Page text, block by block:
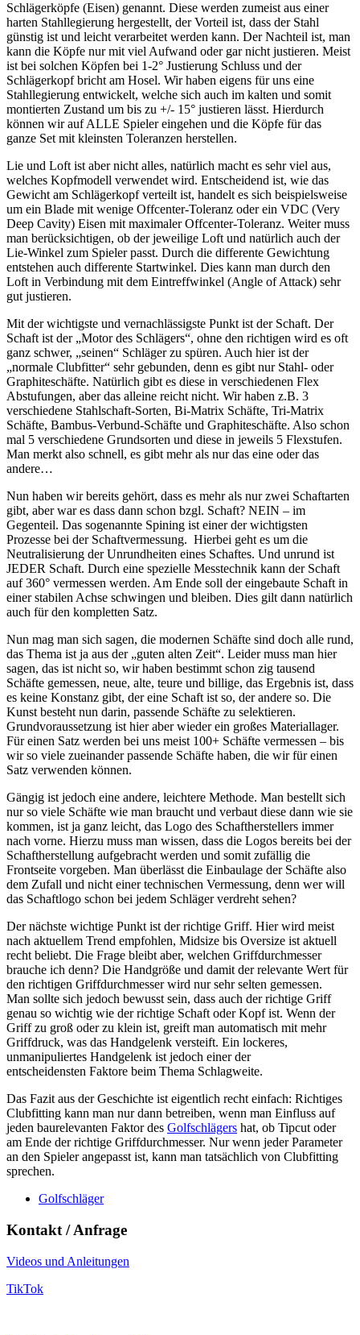
Schlägerköpfe (Eisen) genannt. Diese werden zumeist aus einer
harten Stahllegierung hergestellt, der Vorteil ist, dass der Stahl
günstig ist und leicht verarbeitet werden kann. Der Nachteil ist, man
kann die Köpfe nur mit viel Aufwand oder gar nicht justieren. Meist
ist bei solchen Köpfen bei 1-2° Justierung Schluss und der
Schlägerkopf bricht am Hosel. Wir haben eigens für uns eine
Stahllegierung entwickelt, welche sich auch im kalten und somit
montierten Zustand um bis zu +/- 15° justieren lässt. Hierdurch
können wir auf ALLE Spieler eingehen und die Köpfe für das
ganze Set mit kleinsten Toleranzen herstellen.
Lie und Loft ist aber nicht alles, natürlich macht es sehr viel aus,
welches Kopfmodell verwendet wird. Entscheidend ist, wie das
Gewicht am Schlägerkopf verteilt ist, handelt es sich beispielsweise
um ein Blade mit wenige Offcenter-Toleranz oder ein VDC (Very
Deep Cavity) Eisen mit maximaler Offcenter-Toleranz. Weiter muss
man berücksichtigen, ob der jeweilige Loft und natürlich auch der
Lie-Winkel zum Spieler passt. Durch die differente Gewichtung
entstehen auch differente Startwinkel. Dies kann man durch den
Loft in Verbindung mit dem Eintreffwinkel (Angle of Attack) sehr
gut justieren.
Mit der wichtigste und vernachlässigste Punkt ist der Schaft. Der
Schaft ist der „Motor des Schlägers“, ohne den richtigen wird es oft
ganz schwer, „seinen“ Schläger zu spüren. Auch hier ist der
„normale Clubfitter“ sehr gebunden, denn es gibt nur Stahl- oder
Graphiteschäfte. Natürlich gibt es diese in verschiedenen Flex
Abstufungen, aber das alleine reicht nicht. Wir haben z.B. 3
verschiedene Stahlschaft-Sorten, Bi-Matrix Schäfte, Tri-Matrix
Schäfte, Bambus-Verbund-Schäfte und Graphiteschäfte. Also schon
mal 5 verschiedene Grundsorten und diese in jeweils 5 Flexstufen.
Man merkt also schnell, es gibt mehr als nur das eine oder das
andere…
Nun haben wir bereits gehört, dass es mehr als nur zwei Schaftarten
gibt, aber war es dass dann schon bzgl. Schaft? NEIN – im
Gegenteil. Das sogenannte Spining ist einer der wichtigsten
Prozesse bei der Schaftvermessung. Hierbei geht es um die
Neutralisierung der Unrundheiten eines Schaftes. Und unrund ist
JEDER Schaft. Durch eine spezielle Messtechnik kann der Schaft
auf 360° vermessen werden. Am Ende soll der eingebaute Schaft in
einer stabilen Achse schwingen und bleiben. Dies gilt dann natürlich
auch für den kompletten Satz.
Nun mag man sich sagen, die modernen Schäfte sind doch alle rund,
das Thema ist ja aus der „guten alten Zeit“. Leider muss man hier
sagen, das ist nicht so, wir haben bestimmt schon zig tausend
Schäfte gemessen, neue, alte, teure und billige, das Ergebnis ist, dass
es keine Konstanz gibt, der eine Schaft ist so, der andere so. Die
Kunst besteht nun darin, passende Schäfte zu selektieren.
Grundvoraussetzung ist hier aber wieder ein großes Materiallager.
Für einen Satz werden bei uns meist 100+ Schäfte vermessen – bis
wir so viele zueinander passende Schäfte haben, die wir für einen
Satz verwenden können.
Gängig ist jedoch eine andere, leichtere Methode. Man bestellt sich
nur so viele Schäfte wie man braucht und verbaut diese dann wie sie
kommen, ist ja ganz leicht, das Logo des Schaftherstellers immer
nach vorne. Hierzu muss man wissen, dass die Logos bereits bei der
Schaftherstellung aufgebracht werden und somit zufällig die
Frontseite vorgeben. Man überlässt die Einbaulage der Schäfte also
dem Zufall und nicht einer technischen Vermessung, denn wer will
das Schaftlogo schon bei jedem Schläger verdreht sehen?
Der nächste wichtige Punkt ist der richtige Griff. Hier wird meist
nach aktuellem Trend empfohlen, Midsize bis Oversize ist aktuell
recht beliebt. Die Frage bleibt aber, welchen Griffdurchmesser
brauche ich denn? Die Handgröße und damit der relevante Wert für
den richtigen Griffdurchmesser wird nur sehr selten gemessen.
Man sollte sich jedoch bewusst sein, dass auch der richtige Griff
genau so wichtig wie der richtige Schaft oder Kopf ist. Wenn der
Griff zu groß oder zu klein ist, greift man automatisch mit mehr
Griffdruck, was das Handgelenk versteift. Ein lockeres,
unmanipuliertes Handgelenk ist jedoch einer der
entscheidensten Faktore beim Thema Schlagweite.
Das Fazit aus der Geschichte ist eigentlich recht einfach: Richtiges
Clubfitting kann man nur dann betreiben, wenn man Einfluss auf
jeden baurelevanten Faktor des Golfschlägers hat, ob Tipcut oder
am Ende der richtige Griffdurchmesser. Nur wenn jeder Parameter
an den Spieler angepasst ist, kann man tatsächlich von Clubfitting
sprechen.
Golfschläger
Kontakt / Anfrage
Videos und Anleitungen
TikTok